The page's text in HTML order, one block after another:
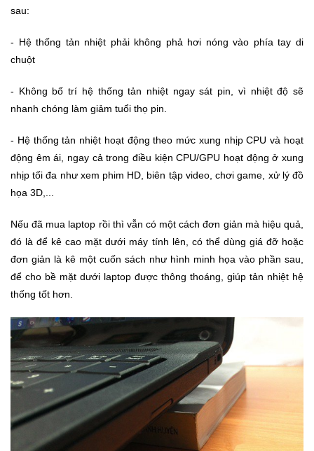
Thiết
Giải
Trí
Đồ
Điện
Dụng
Máy
Ảnh-
bay
flycam
Đồ
Chơi
Em
Đồng
Hồ
Kiện
sau:
- Hệ thống tản nhiệt phải không phả hơi nóng vào phía tay di
chuột
- Không bố trí hệ thống tản nhiệt ngay sát pin, vì nhiệt độ sẽ
nhanh chóng làm giảm tuổi thọ pin.
- Hệ thống tản nhiệt hoạt động theo mức xung nhịp CPU và hoạt
động êm ái, ngay cả trong điều kiện CPU/GPU hoạt động ở xung
nhịp tối đa như xem phim HD, biên tập video, chơi game, xử lý đồ
họa 3D,...
Nếu đã mua laptop rồi thì vẫn có một cách đơn giản mà hiệu quả,
đó là để kê cao mặt dưới máy tính lên, có thể dùng giá đỡ hoặc
đơn giản là kê một cuốn sách như hình minh họa vào phần sau,
để cho bề mặt dưới laptop được thông thoáng, giúp tản nhiệt hệ
thống tốt hơn.